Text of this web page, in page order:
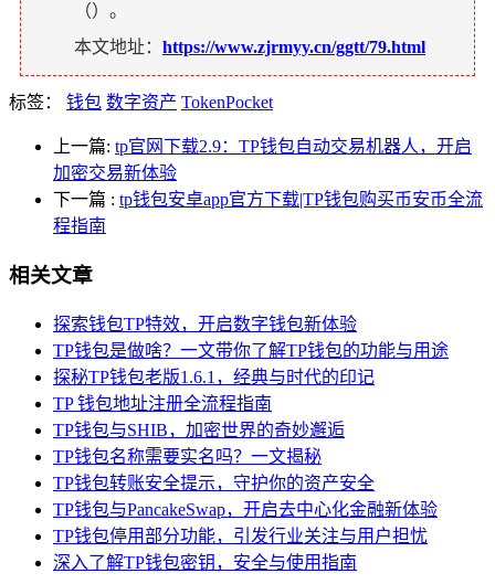
（）。
本文地址： https://www.zjrmyy.cn/ggtt/79.html
标签： 钱包 数字资产 TokenPocket
上一篇: tp官网下载2.9：TP钱包自动交易机器人，开启
加密交易新体验
下一篇 : tp钱包安卓app官方下载|TP钱包购买币安币全流
程指南
相关文章
探索钱包TP特效，开启数字钱包新体验
TP钱包是做啥？一文带你了解TP钱包的功能与用途
探秘TP钱包老版1.6.1，经典与时代的印记
TP 钱包地址注册全流程指南
TP钱包与SHIB，加密世界的奇妙邂逅
TP钱包名称需要实名吗？一文揭秘
TP钱包转账安全提示，守护你的资产安全
TP钱包与PancakeSwap，开启去中心化金融新体验
TP钱包停用部分功能，引发行业关注与用户担忧
深入了解TP钱包密钥，安全与使用指南